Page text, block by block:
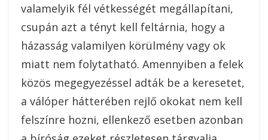
valamelyik fél vétkességét megállapítani,
csupán azt a tényt kell feltárnia, hogy a
házasság valamilyen körülmény vagy ok
miatt nem folytatható. Amennyiben a felek
közös megegyezéssel adták be a keresetet,
a válóper hátterében rejlő okokat nem kell
felszínre hozni, ellenkező esetben azonban